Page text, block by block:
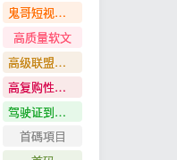
鬼哥短视频底层逻辑
高质量软文
高级联盟营销教程
高复购性行业
驾驶证到期换证
首碼項目